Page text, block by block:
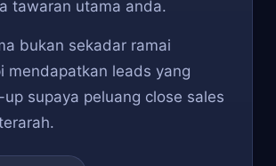
tawaran utama anda.
bukan sekadar ramai
mendapatkan leads yang
supaya peluang close sales